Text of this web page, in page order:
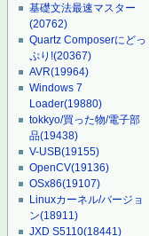
基礎文法最速マスター
(20762)
Quartz Composerにどっ
ぷり!(20367)
AVR(19964)
Windows 7
Loader(19880)
tokkyo/買った物/電子部
品(19438)
V-USB(19155)
OpenCV(19136)
OSx86(19107)
Linuxカーネル/バージョ
ン(18911)
JXD S5110(18441)